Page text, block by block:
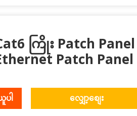
ကြိုး Patch Panel
Patch Panel
ါ လျှော့စျေး